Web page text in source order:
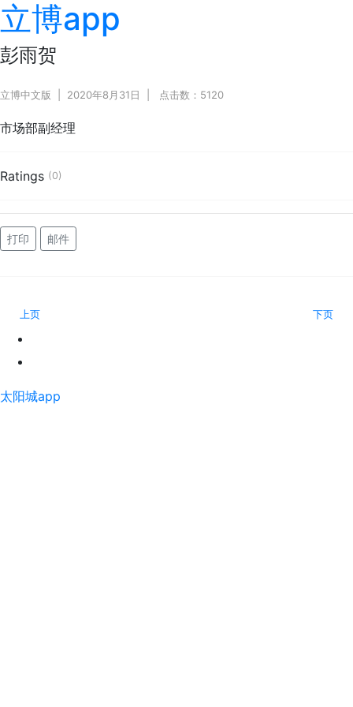
立博app
彭雨贺
立博中文版 2020年8月31日 点击数：5120
市场部副经理
Ratings (0)
打印 邮件
上页 下页
太阳城app